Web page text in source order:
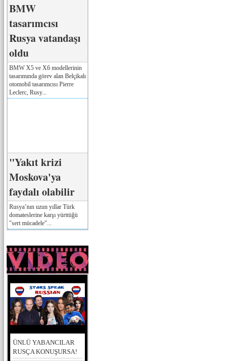
BMW
tasarımcısı
Rusya vatandaşı
oldu
BMW X5 ve X6 modellerinin
tasarımında görev alan Belçikalı
otomobil tasarımcısı Pierre
Leclerc, Rusy...
"Yakıt krizi
Moskova'ya
faydalı olabilir
Rusya’nın uzun yıllar Türk
domateslerine karşı yürttüğü
"sert mücadele"...
ÜNLÜ YABANCILAR
RUSÇA KONUŞURSA!